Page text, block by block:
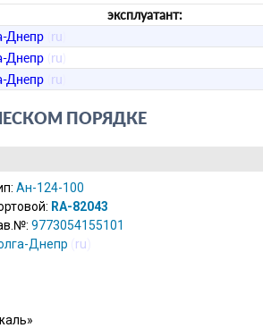
эксплуатант:
Днепр ru
Днепр ru
Днепр ru
ПОРЯДКЕ
Ан-124-100
RA-82043
9773054155101
Днепр
ru